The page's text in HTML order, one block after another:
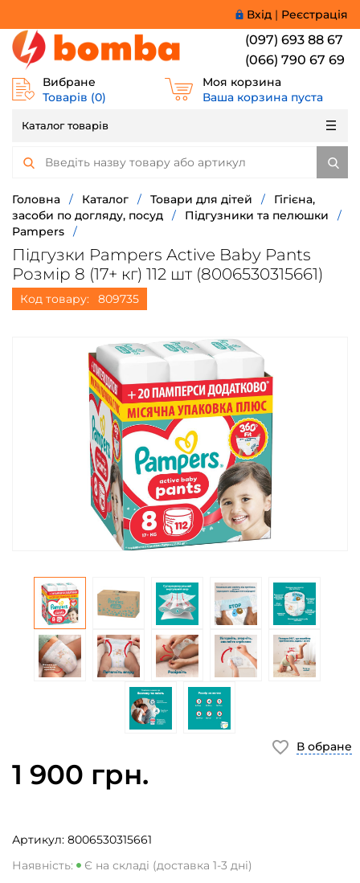
Вхід | Реєстрація
(097) 693 88 67
(066) 790 67 69
Вибране
Товарів (0)
Моя корзина
Ваша корзина пуста
Каталог товарів
Головна / Каталог / Товари для дітей /
Гігієна,
засоби по догляду, посуд
/ Підгузники та пелюшки
/
Pampers
/
Підгузки Pampers Active Baby Pants
Розмір 8 (17+ кг) 112 шт (8006530315661)
Код товару: 809735
1 900 грн.
Артикул: 8006530315661
Наявність:
Є на складі (доставка 1-3 дні)
В обране